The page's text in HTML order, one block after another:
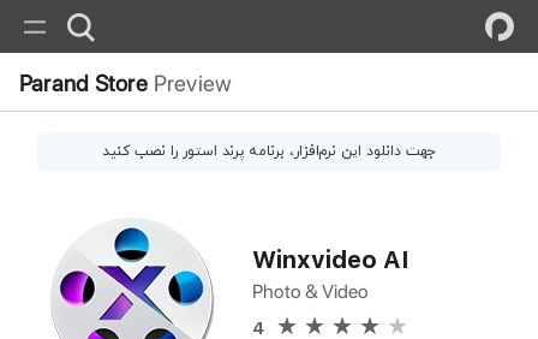
Parand Store Preview
جهت دانلود این نرم‌افزار، برنامه پرند استور را نصب کنید
Winxvideo AI
Photo & Video
4